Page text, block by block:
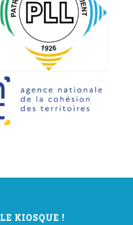
KIOSQUE !